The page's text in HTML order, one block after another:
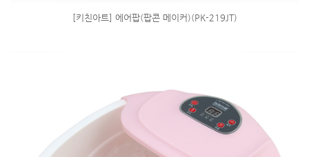
[키친아트] 에어팝(팝콘 메이커)(PK-219JT)